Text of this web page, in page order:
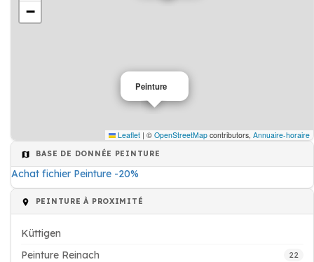
Peinture
−
Leaflet | © OpenStreetMap contributors, Annuaire-horaire
BASE DE DONNÉE PEINTURE
Achat fichier Peinture -20%
PEINTURE À PROXIMITÉ
Küttigen
Peinture Reinach
22